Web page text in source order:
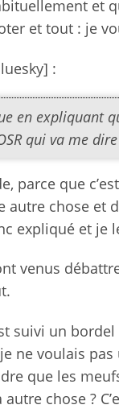
et
et tout : je
:
en expliquant
qui va me
parce que
autre chose
expliqué et
venus
suivi un
ne voulais
que les
chose ?